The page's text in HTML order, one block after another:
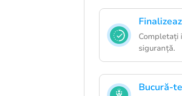
Completați
siguranță.
Bucură-